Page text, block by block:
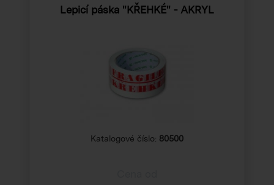
Lepicí páska "KŘEHKÉ" - AKRYL
Katalogové číslo: 80500